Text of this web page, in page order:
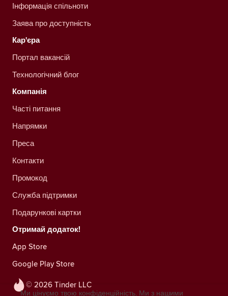
© 2026 Tinder LLC
Інформація спільноти
Заява про доступність
Кар'єра
Портал вакансій
Технологічний блог
Компанія
Часті питання
Напрямки
Преса
Контакти
Промокод
Служба підтримки
Подарункові картки
Отримай додаток!
App Store
Google Play Store
Ми цінуємо твою конфіденційність. Ми з нашими